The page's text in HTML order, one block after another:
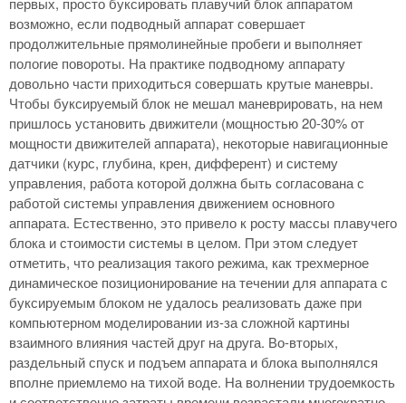
возможно, если подводный аппарат совершает
продолжительные прямолинейные пробеги и выполняет
пологие повороты. На практике подводному аппарату
довольно части приходиться совершать крутые маневры.
Чтобы буксируемый блок не мешал маневрировать, на нем
пришлось установить движители (мощностью 20-30% от
мощности движителей аппарата), некоторые навигационные
датчики (курс, глубина, крен, дифферент) и систему
управления, работа которой должна быть согласована с
работой системы управления движением основного
аппарата. Естественно, это привело к росту массы плавучего
блока и стоимости системы в целом. При этом следует
отметить, что реализация такого режима, как трехмерное
динамическое позиционирование на течении для аппарата с
буксируемым блоком не удалось реализовать даже при
компьютерном моделировании из-за сложной картины
взаимного влияния частей друг на друга. Во-вторых,
раздельный спуск и подъем аппарата и блока выполнялся
вполне приемлемо на тихой воде. На волнении трудоемкость